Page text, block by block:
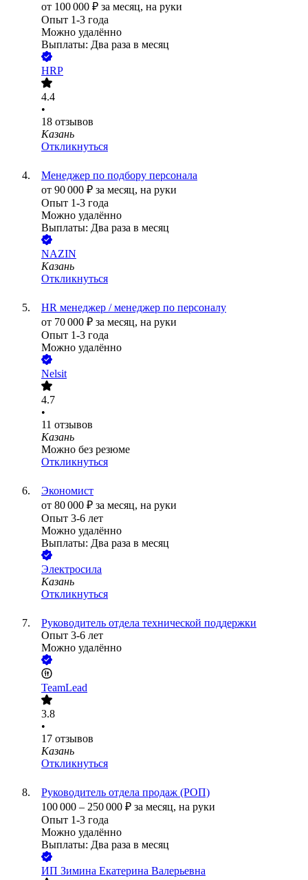
от 100 000 ₽ за месяц, на руки
Опыт 1-3 года
Можно удалённо
Выплаты: Два раза в месяц
HRP
4.4
•
18 отзывов
Казань
Откликнуться
Менеджер по подбору персонала
от 90 000 ₽ за месяц, на руки
Опыт 1-3 года
Можно удалённо
Выплаты: Два раза в месяц
NAZIN
Казань
Откликнуться
HR менеджер / менеджер по персоналу
от 70 000 ₽ за месяц, на руки
Опыт 1-3 года
Можно удалённо
Nelsit
4.7
•
11 отзывов
Казань
Можно без резюме
Откликнуться
Экономист
от 80 000 ₽ за месяц, на руки
Опыт 3-6 лет
Можно удалённо
Выплаты: Два раза в месяц
Электросила
Казань
Откликнуться
Руководитель отдела технической поддержки
Опыт 3-6 лет
Можно удалённо
TeamLead
3.8
•
17 отзывов
Казань
Откликнуться
Руководитель отдела продаж (РОП)
100 000 – 250 000 ₽ за месяц, на руки
Опыт 1-3 года
Можно удалённо
Выплаты: Два раза в месяц
ИП Зимина Екатерина Валерьевна